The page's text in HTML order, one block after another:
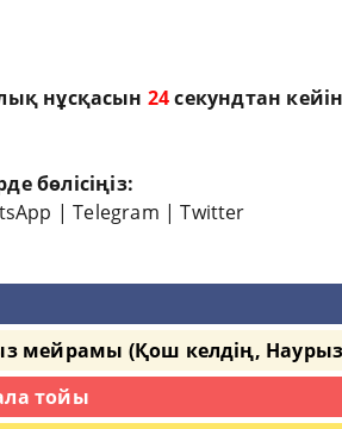
нұсқасын 23секундтан
бөлісіңіз:
|Telegram |Twitter
мейрамы (Қош келдің,
тойы